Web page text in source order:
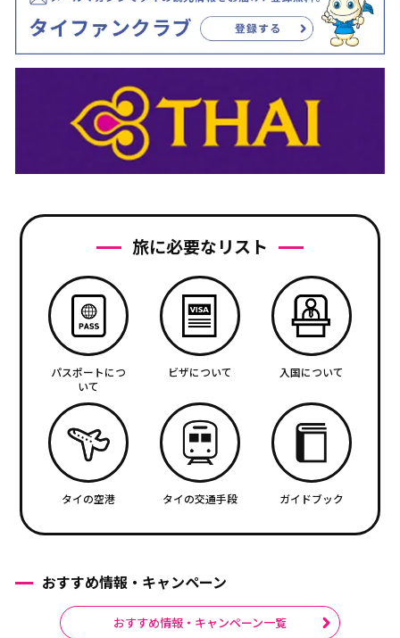
旅に必要なリスト
パスポートにつ
いて
ビザについて 入国について
タイの空港 タイの交通手段 ガイドブック
おすすめ情報・キャンペーン
おすすめ情報・キャンペーン一覧